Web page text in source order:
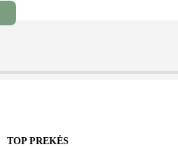
TOP PREKĖS